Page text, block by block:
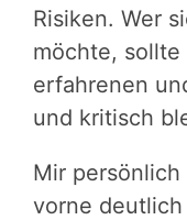
Risiken. Wer
möchte, sollte
erfahrenen
und kritisch
Mir
vorne